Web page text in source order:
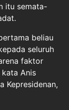
itu semata-
beliau
seluruh
faktor
Anis
Kepresidenan,